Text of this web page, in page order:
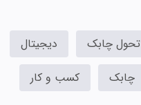
تحول چابک
دیجیتال
چابک کسب و کار